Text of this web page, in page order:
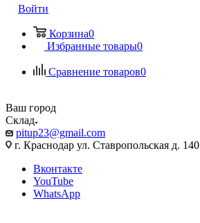
Войти
Корзина0
Избранные товары0
Сравнение товаров0
Ваш город
Склад
pitup23@gmail.com
г. Краснодар ул. Ставропольская д. 140
Вконтакте
YouTube
WhatsApp